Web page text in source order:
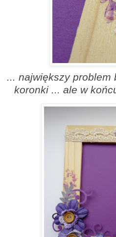
... największy
koronki ... ale w